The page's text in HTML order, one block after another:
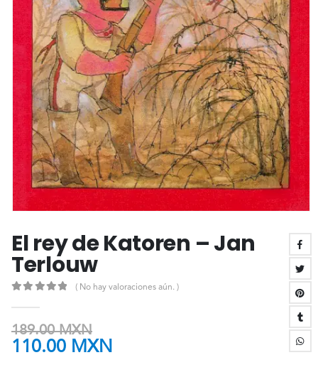
El rey de Katoren – Jan
Terlouw
( No hay valoraciones aún. )
189.00MXN
110.00 MXN